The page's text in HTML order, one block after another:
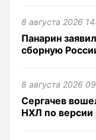
8 августа 2026
Панарин
сборную
8 августа 2026
Сергачев
НХЛ по версии